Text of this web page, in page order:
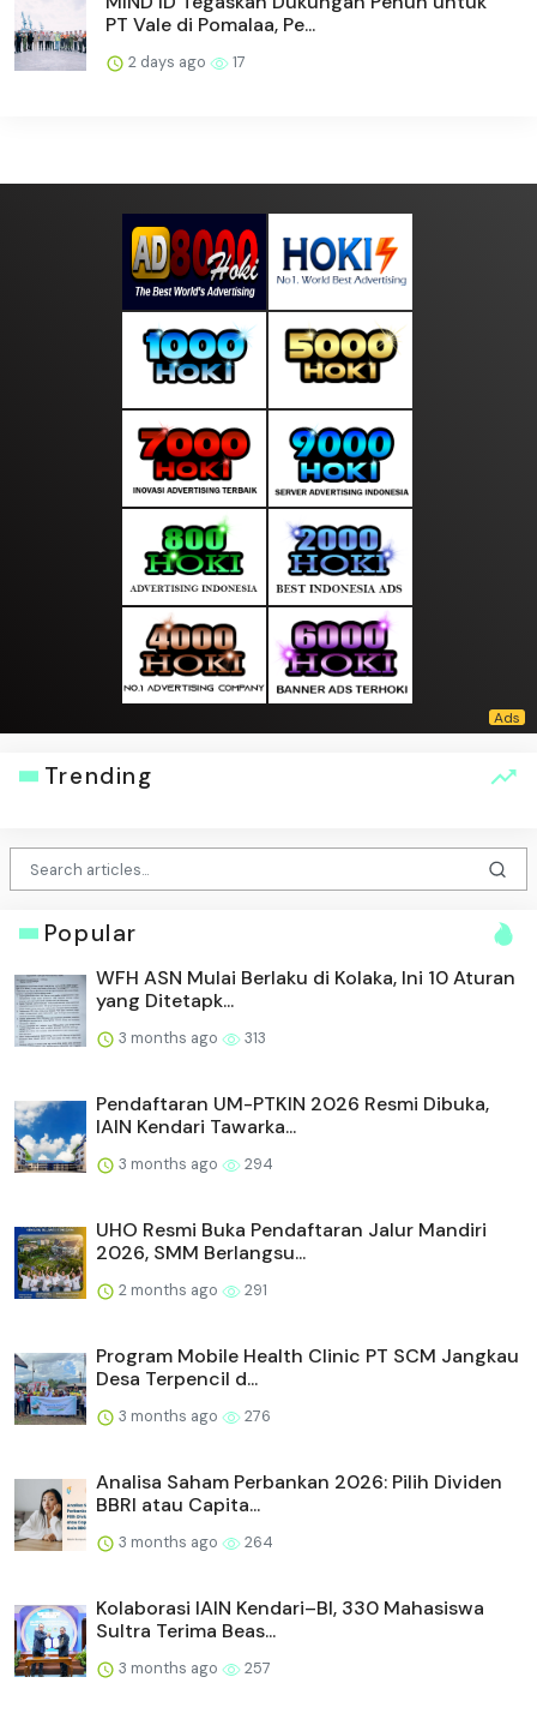
PT Vale di Pomalaa, Pe...
2 days ago 17
Trending
Popular
WFH ASN Mulai Berlaku di Kolaka, Ini 10 Aturan
yang Ditetapk...
3 months ago 313
Pendaftaran UM-PTKIN 2026 Resmi Dibuka,
IAIN Kendari Tawarka...
3 months ago 294
UHO Resmi Buka Pendaftaran Jalur Mandiri
2026, SMM Berlangsu...
2 months ago 291
Program Mobile Health Clinic PT SCM Jangkau
Desa Terpencil d...
3 months ago 276
Analisa Saham Perbankan 2026: Pilih Dividen
BBRI atau Capita...
3 months ago 264
Kolaborasi IAIN Kendari–BI, 330 Mahasiswa
Sultra Terima Beas...
3 months ago 257